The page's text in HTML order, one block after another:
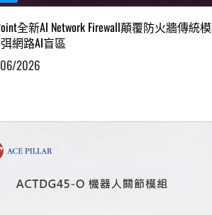
全新AI Network Firewall顛覆防火牆傳統模
網路AI盲區
2026